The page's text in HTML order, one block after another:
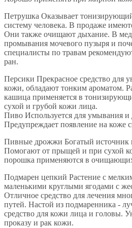
Петрушка Оказывает
систему человека. В продаже
Они также очищают дыхание. В
промывания мочевого пузыря и
специалисты по травам
ран.
Персики Прекрасное средство для
кожи, обладают тонким ароматом.
кашица применяется в
сухой и грубой кожи лица.
Пиво Используется для умывания и
Предупреждает появление на коже
Пивные дрожжи Богатый источник
Помогают от прыщей и при сухой
порошка применяются в
Подмарен цепкий Растение с
маленькими круглыми ягодами с
Отличное средство для лечения
путей. Настой из подмаренника -
средство для кожи лица и головы.
проказу и рак кожи.